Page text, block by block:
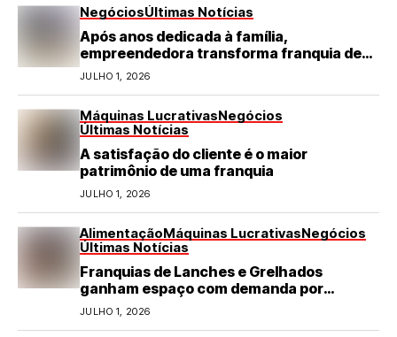
NegóciosÚltimas Notícias
Após anos dedicada à família,
empreendedora transforma franquia de
turismo em negócio de destaque no RN
JULHO 1, 2026
Máquinas LucrativasNegócios
Últimas Notícias
A satisfação do cliente é o maior
patrimônio de uma franquia
JULHO 1, 2026
AlimentaçãoMáquinas LucrativasNegócios
Últimas Notícias
Franquias de Lanches e Grelhados
ganham espaço com demanda por
refeições rápidas e de qualidade
JULHO 1, 2026